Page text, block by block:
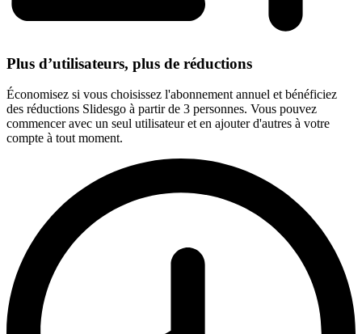
Plus d’utilisateurs, plus de réductions
Économisez si vous choisissez l'abonnement annuel et bénéficiez
des réductions Slidesgo à partir de 3 personnes. Vous pouvez
commencer avec un seul utilisateur et en ajouter d'autres à votre
compte à tout moment.